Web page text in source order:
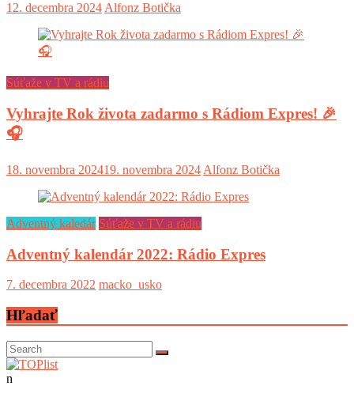
12. decembra 2024Alfonz Botička
Súťaže v TV a rádiu
Vyhrajte Rok života zadarmo s Rádiom Expres! 🎉
🎧
18. novembra 202419. novembra 2024 Alfonz Botička
Adventný kaledár Súťaže v TV a rádiu
Adventný kalendár 2022: Rádio Expres
7. decembra 2022 macko_usko
Hľadať
n